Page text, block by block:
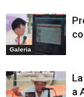
Galeria
a